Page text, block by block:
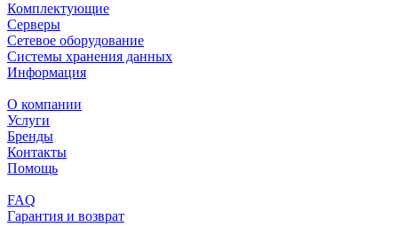
Комплектующие
Серверы
Сетевое оборудование
Системы хранения данных
Информация
О компании
Услуги
Бренды
Контакты
Помощь
FAQ
Гарантия и возврат